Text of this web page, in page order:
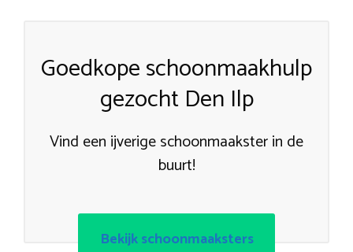
Goedkope schoonmaakhulp
gezocht Den Ilp
Vind een ijverige schoonmaakster in de
buurt!
Bekijk schoonmaaksters